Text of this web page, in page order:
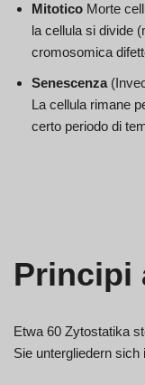
Mitotico Morte
la cellula si divide
cromosomica
Senescenza
La cellula rimane
certo periodo di
Principi
Etwa 60 Zytostatika
Sie untergliedern sich